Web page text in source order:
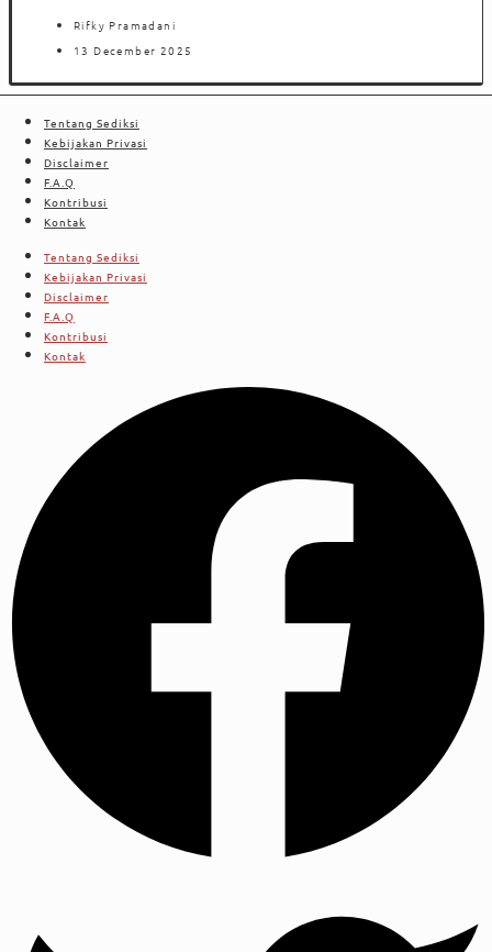
Rifky Pramadani
13 December 2025
Tentang Sediksi
Kebijakan Privasi
Disclaimer
F.A.Q
Kontribusi
Kontak
Tentang Sediksi
Kebijakan Privasi
Disclaimer
F.A.Q
Kontribusi
Kontak